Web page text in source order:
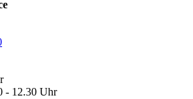
- 12.30 Uhr